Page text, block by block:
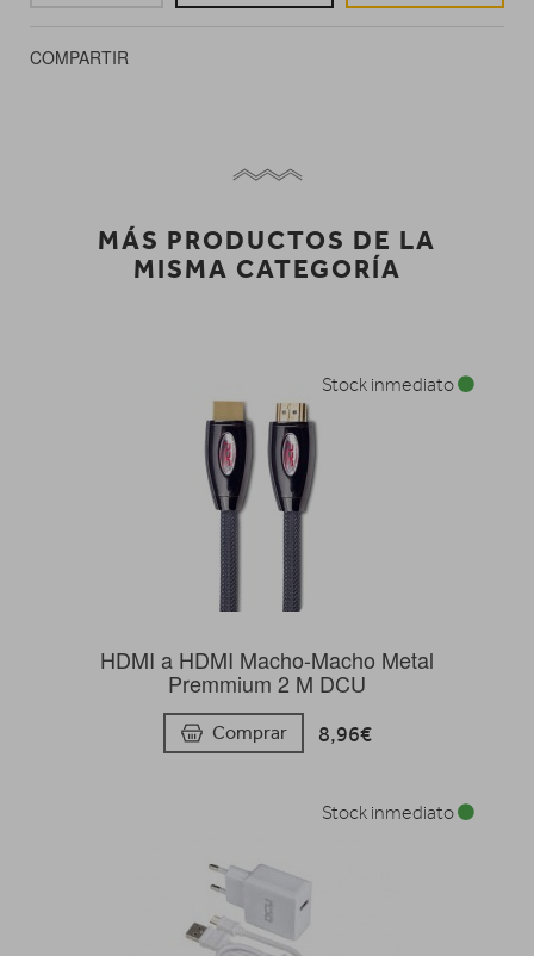
COMPARTIR
MÁS PRODUCTOS DE LA
MISMA CATEGORÍA
HDMI a HDMI Macho-Macho Metal
Premmium 2 M DCU
Comprar 8,96€
Stock inmediato
Stock inmediato